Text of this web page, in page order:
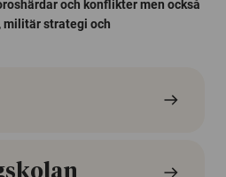
och konflikter men också
militär strategi och